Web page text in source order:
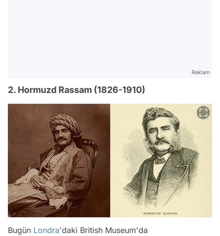
Reklam
2. Hormuzd Rassam (1826-1910)
Bugün Londra'daki British Museum'da